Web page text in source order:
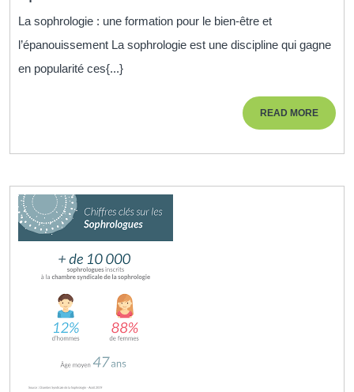
en
sophrologie
votre
épanouissement
La sophrologie : une formation pour le bien-être et
l’épanouissement La sophrologie est une discipline qui gagne
en popularité ces{...}
READ MOREREAD
MORE